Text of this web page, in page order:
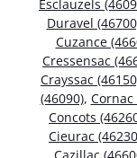
Esclauzels
Duravel
Cuzance
Cressensac
Crayssac
(46090), Cornac
Concots
Cieurac